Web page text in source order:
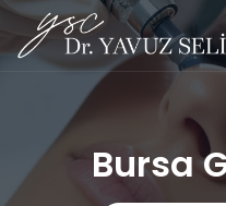
Bursa